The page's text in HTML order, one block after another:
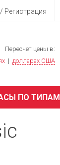
Регистрация
Пересчет цены в:
| долларах США
ПО ТИПАМ